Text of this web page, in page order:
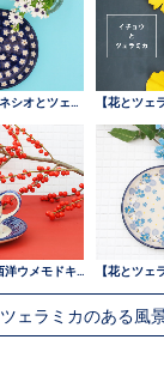
ツェラミカのある風